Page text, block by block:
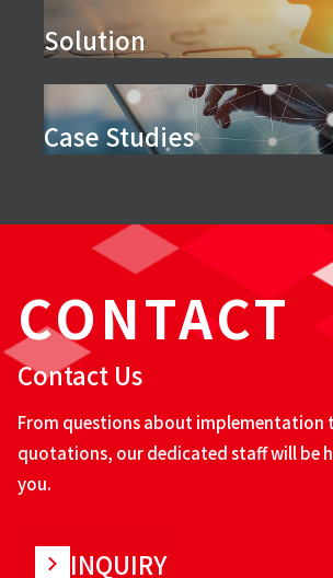
Solution
Case Studies
CONTACT
Contact Us
From questions about implementation
quotations, our dedicated staff will be
you.
INQUIRY